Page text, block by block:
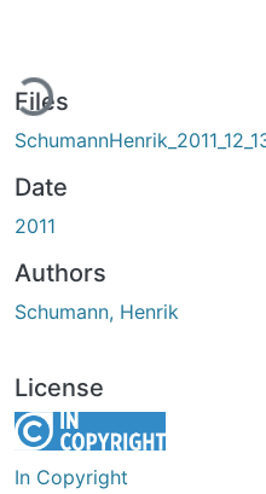
Files
Date
2011
Authors
Schumann, Henrik
License
In Copyright